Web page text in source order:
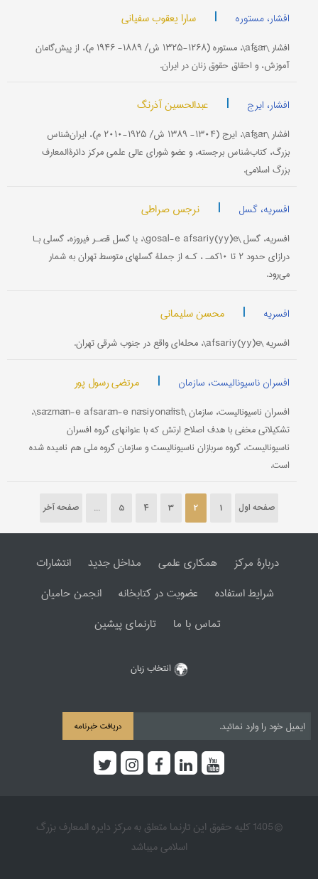
افشار، مستوره | سارا یعقوب سفیانی
افشار \afšār\، مستوره (۱۲۶۸-۱۳۲۵ ش/ ۱۸۸۹- ۱۹۴۶ م)، از پیش‌گامان
آموزش، و احقاق حقوق زنان در ایران.
افشار، ایرج | عبدالحسین آذرنگ
افشار \afšār\، ایرج (۱۳۰۴- ۱۳۸۹ ش/ ۱۹۲۵-۲۰۱۰ م)، ایران‌شناس
بزرگ، کتاب‌شناس برجسته، و عضو شورای عالی علمی مرکز دائرةالمعارف
بزرگ اسلامی.
افسریه، گسل | نرجس صراطی
افسریه، گسل \gosal-e afsariy(yy)e\، یا گسل قصـر فیروزه، گسلی بـا
درازای حدود ۲ تا ۱۰کمـ ، کـه از جملۀ گسلهای متوسط تهران به شمار
می‌رود.
افسریه | محسن سلیمانی
افسریه \afsariy(yy)e\، محله‌ای واقع در جنوب شرقی تهران.
افسران ناسیونالیست، سازمان | مرتضی رسول پور
افسران ناسیونالیست، سازمان \sāzmān-e afsarān-e nāsiyonālīst\،
تشکیلاتی مخفی با هدف اصلاح ارتش که با عنوانهای گروه افسران
ناسیونالیست، گروه سربازان ناسیونالیست و سازمان گروه ملی هم نامیده شده
است.
صفحه اول 1
2
3
4
5
... صفحه آخر
دربارۀ مرکز همکاری علمی مداخل جدید
انتشارات
شرایط استفاده
عضویت در کتابخانه
انجمن حامیان
تماس با ما
تارنمای پیشین
انتخاب زبان
دریافت خبرنامه
© 1405 کلیه حقوق این تارنما متعلق به مرکز دایره المعارف بزرگ
اسلامی میباشد